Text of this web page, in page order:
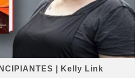
| Kelly Link